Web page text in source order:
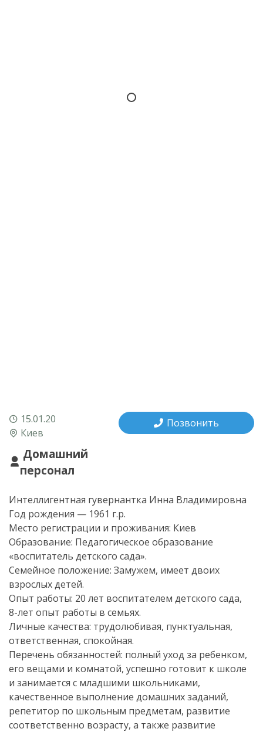
15.01.20
Киев
Домашний
персонал
Позвонить
Интеллигентная гувернантка Инна Владимировна
Год рождения — 1961 г.р.
Место регистрации и проживания: Киев
Образование: Педагогическое образование
«воспитатель детского сада».
Семейное положение: Замужем, имеет двоих
взрослых детей.
Опыт работы: 20 лет воспитателем детского сада,
8-лет опыт работы в семьях.
Личные качества: трудолюбивая, пунктуальная,
ответственная, спокойная.
Перечень обязанностей: полный уход за ребенком,
его вещами и комнатой, успешно готовит к школе
и занимается с младшими школьниками,
качественное выполнение домашних заданий,
репетитор по школьным предметам, развитие
соответственно возрасту, а также развитие